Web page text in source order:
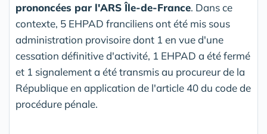
prononcées par l'ARS Île-de-France. Dans ce
contexte, 5 EHPAD franciliens ont été mis sous
administration provisoire dont 1 en vue d'une
cessation définitive d'activité, 1 EHPAD a été fermé
et 1 signalement a été transmis au procureur de la
République en application de l'article 40 du code de
procédure pénale.